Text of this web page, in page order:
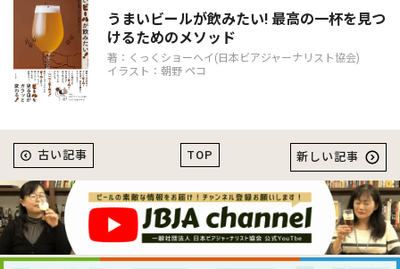
うまいビールが飲みたい! 最高の一杯を見つ
けるためのメソッド
著：くっくショーヘイ(日本ビアジャーナリスト協会)
イラスト：朝野 ペコ
TOP
古い記事 新しい記事